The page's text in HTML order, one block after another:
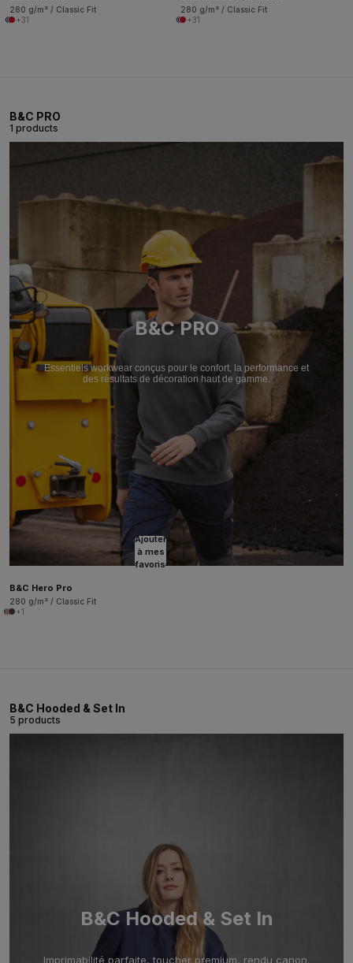
280 g/m² / Classic Fit
+31
280 g/m² / Classic Fit
+31
B&C PRO
1 products
B&C PRO
Essentiels workwear conçus pour le confort, la performance et
des résultats de décoration haut de gamme.
Ajouter
à mes
favoris
B&C Hero Pro
280 g/m² / Classic Fit
+1
B&C Hooded & Set In
5 products
B&C Hooded & Set In
Imprimabilité parfaite, toucher premium, rendu canon.